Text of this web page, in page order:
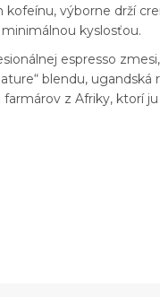
kofeínu, výborne drží
kyslosťou.
espresso
blendu, ugandská
z Afriky, ktorí